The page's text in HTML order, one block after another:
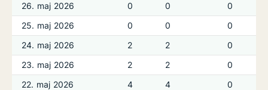
26. maj 2026
0 0
0
25. maj 2026
0 0
0
24. maj 2026
2 2
0
23. maj 2026
2 2
0
22. maj 2026
4 4
0